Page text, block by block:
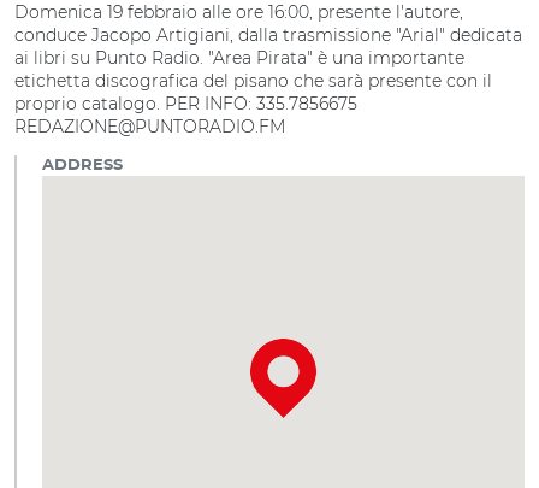
Domenica 19 febbraio alle ore 16:00, presente l'autore,
conduce Jacopo Artigiani, dalla trasmissione "Arial" dedicata
ai libri su Punto Radio. "Area Pirata" è una importante
etichetta discografica del pisano che sarà presente con il
proprio catalogo. PER INFO: 335.7856675
REDAZIONE@PUNTORADIO.FM
ADDRESS